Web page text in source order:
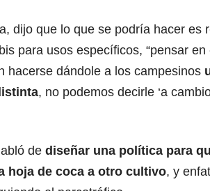
dijo que lo que se podría hacer es
para usos específicos, “pensar
hacerse dándole a los campesinos
, no podemos decirle ‘a
de diseñar una política para
hoja de coca a otro cultivo, y